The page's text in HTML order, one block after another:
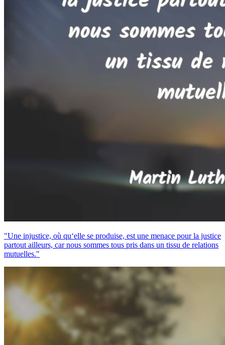
"Une injustice, où qu‘elle se produise, est une menace pour la justice
partout ailleurs, car nous sommes tous pris dans un tissu de relations
mutuelles."